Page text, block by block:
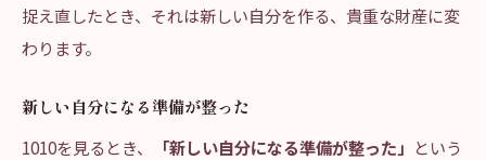
捉え直したとき、それは新しい自分を作る、貴重な財産に変
わります。
新しい自分になる準備が整った
1010を見るとき、
「新しい自分になる準備が整った」 という